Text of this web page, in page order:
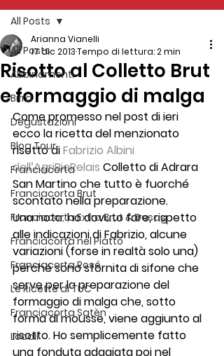
All Posts
Abbinamenti
Birra
Degustazioni
Blog Tour
Franciacorta
Franciacorta Brut
Franciacorta Extra Brut & Dosag
Franciacorta nel Piatto
Franciacorta Rosé
Le Ricette di TUC
Franciacorta Satèn
Locali
All Posts
Risotto al Colletto Brut
e formaggio di malga
Arianna Vianelli
17 dic 2013Tempo di lettura: 2 min
Come promesso nel post di ieri
ecco la ricetta del menzionato
risotto di Fabrizio Albini
dell’AgriBioRelais Colletto di Adrara
San Martino che tutto è fuorché
scontato nella preparazione.
Una nota: ho dovuto fare, rispetto
alle indicazioni di Fabrizio, alcune
variazioni (forse in realtà solo una)
perché sono sfornita di sifone che
serve per la preparazione del
formaggio di malga che, sotto
forma di mousse, viene aggiunto al
risotto. Ho semplicemente fatto
una fonduta adagiata poi nel